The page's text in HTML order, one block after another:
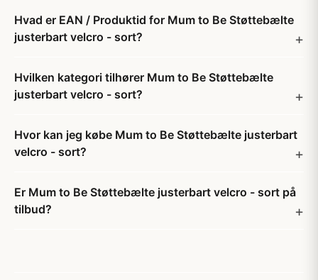
Hvad er EAN / Produktid for Mum to Be Støttebælte
justerbart velcro - sort?
Hvilken kategori tilhører Mum to Be Støttebælte
justerbart velcro - sort?
Hvor kan jeg købe Mum to Be Støttebælte justerbart
velcro - sort?
Er Mum to Be Støttebælte justerbart velcro - sort på
tilbud?